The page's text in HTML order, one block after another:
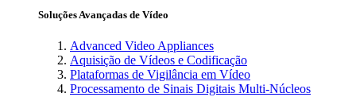
Soluções Avançadas de Vídeo
Advanced Video Appliances
Aquisição de Vídeos e Codificação
Plataformas de Vigilância em Vídeo
Processamento de Sinais Digitais Multi-Núcleos